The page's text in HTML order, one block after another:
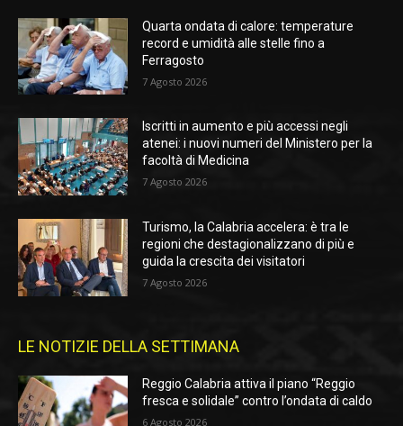
Quarta ondata di calore: temperature
record e umidità alle stelle fino a
Ferragosto
7 Agosto 2026
Iscritti in aumento e più accessi negli
atenei: i nuovi numeri del Ministero per la
facoltà di Medicina
7 Agosto 2026
Turismo, la Calabria accelera: è tra le
regioni che destagionalizzano di più e
guida la crescita dei visitatori
7 Agosto 2026
LE NOTIZIE DELLA SETTIMANA
Reggio Calabria attiva il piano “Reggio
fresca e solidale” contro l’ondata di caldo
6 Agosto 2026